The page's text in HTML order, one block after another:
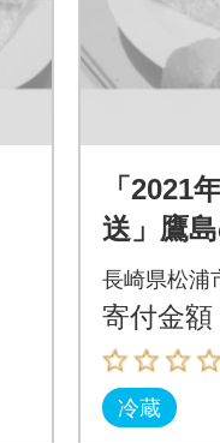
「2021
送」鷹
タイ(約
長崎県松浦
寄付金額
冷蔵